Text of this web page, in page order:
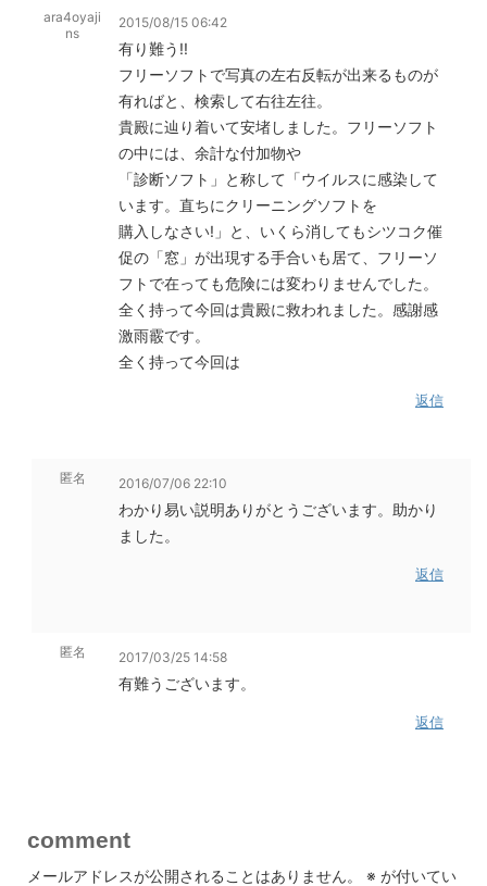
ara4oyaji
ns
2015/08/15 06:42
有り難う!!
フリーソフトで写真の左右反転が出来るものが
有ればと、検索して右往左往。
貴殿に辿り着いて安堵しました。フリーソフト
の中には、余計な付加物や
「診断ソフト」と称して「ウイルスに感染して
います。直ちにクリーニングソフトを
購入しなさい!」と、いくら消してもシツコク催
促の「窓」が出現する手合いも居て、フリーソ
フトで在っても危険には変わりませんでした。
全く持って今回は貴殿に救われました。感謝感
激雨霰です。
全く持って今回は
返信
匿名 2016/07/06 22:10
わかり易い説明ありがとうございます。助かり
ました。
返信
匿名 2017/03/25 14:58
有難うございます。
返信
comment
メールアドレスが公開されることはありません。 ※ が付いてい